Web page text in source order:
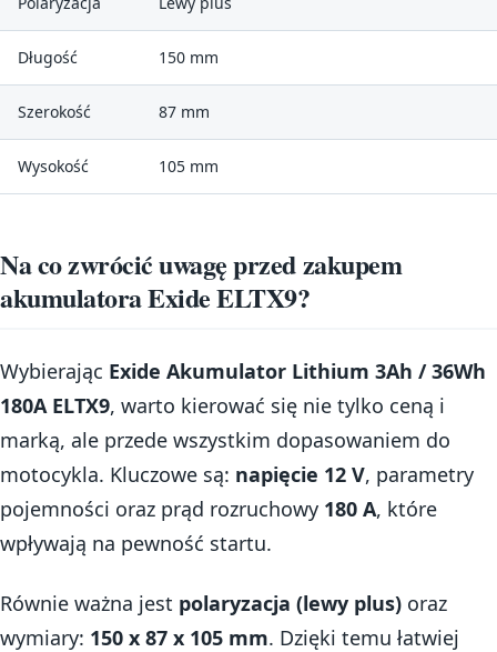
Długość 150 mm
Szerokość 87 mm
Wysokość 105 mm
Na co zwrócić uwagę przed zakupem
akumulatora Exide ELTX9?
Wybierając Exide Akumulator Lithium 3Ah / 36Wh
180A ELTX9, warto kierować się nie tylko ceną i
marką, ale przede wszystkim dopasowaniem do
motocykla. Kluczowe są: napięcie 12 V, parametry
pojemności oraz prąd rozruchowy 180 A, które
wpływają na pewność startu.
Równie ważna jest polaryzacja (lewy plus) oraz
wymiary: 150 x 87 x 105 mm. Dzięki temu łatwiej